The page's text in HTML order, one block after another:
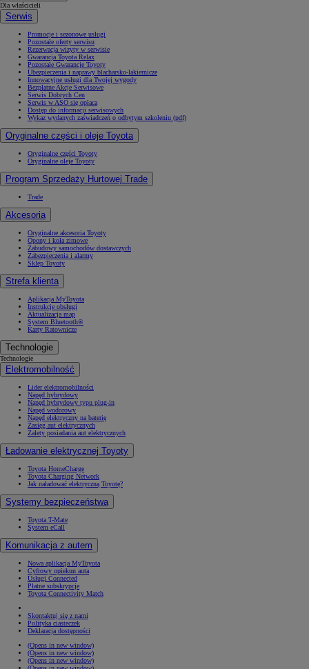
Dla właścicieli
Serwis
Promocje i sezonowe usługi
Pozostałe oferty serwisu
Rezerwacja wizyty w serwisie
Gwarancja Toyota Relax
Pozostałe Gwarancje Toyoty
Ubezpieczenia i naprawy blacharsko-lakiernicze
Innowacyjne usługi dla Twojej wygody
Bezpłatne Akcje Serwisowe
Serwis Dobrych Cen
Serwis w ASO się opłaca
Dostęp do informacji serwisowych
Wykaz wydanych zaświadczeń o odbytym szkoleniu (pdf)
Oryginalne części i oleje Toyota
Oryginalne części Toyoty
Oryginalne oleje Toyoty
Program Sprzedaży Hurtowej Trade
Trade
Akcesoria
Oryginalne akcesoria Toyoty
Opony i koła zimowe
Zabudowy samochodów dostawczych
Zabezpieczenia i alarmy
Sklep Toyoty
Strefa klienta
Aplikacja MyToyota
Instrukcje obsługi
Aktualizacja map
System Bluetooth®
Karty Ratownicze
Technologie
Technologie
Elektromobilność
Lider elektromobilności
Napęd hybrydowy
Napęd hybrydowy typu plug-in
Napęd wodorowy
Napęd elektryczny na baterię
Zasięg aut elektrycznych
Zalety posiadania aut elektrycznych
Ładowanie elektrycznej Toyoty
Toyota HomeCharge
Toyota Charging Network
Jak naładować elektryczną Toyotę?
Systemy bezpieczeństwa
Toyota T-Mate
System eCall
Komunikacja z autem
Nowa aplikacja MyToyota
Cyfrowy opiekun auta
Usługi Connected
Płatne subskrypcje
Toyota Connectivity Match
Skontaktuj się z nami
Polityka ciasteczek
Deklaracja dostępności
(Opens in new window)
(Opens in new window)
(Opens in new window)